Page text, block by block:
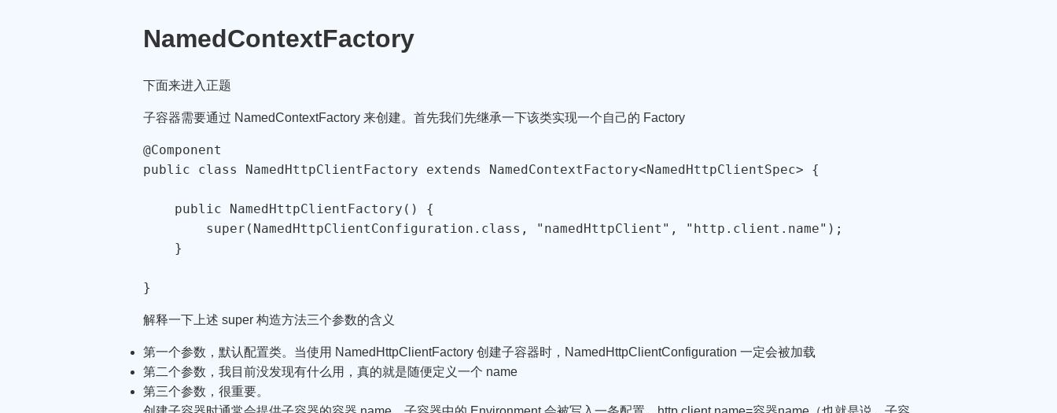
NamedContextFactory
下面来进入正题
子容器需要通过 NamedContextFactory 来创建。首先我们先继承一下该类实现一个自己的 Factory
@Component
public class NamedHttpClientFactory extends NamedContextFactory<NamedHttpClientSpec> {
    public NamedHttpClientFactory() {
        super(NamedHttpClientConfiguration.class, "namedHttpClient", "http.client.name");
    }
}
解释一下上述 super 构造方法三个参数的含义
第一个参数，默认配置类。当使用 NamedHttpClientFactory 创建子容器时，NamedHttpClientConfiguration 一定会被加载
第二个参数，我目前没发现有什么用，真的就是随便定义一个 name
第三个参数，很重要。